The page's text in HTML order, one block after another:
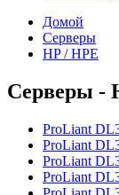
Домой
Серверы
HP / HPE
Серверы -
ProLiant
ProLiant
ProLiant
ProLiant